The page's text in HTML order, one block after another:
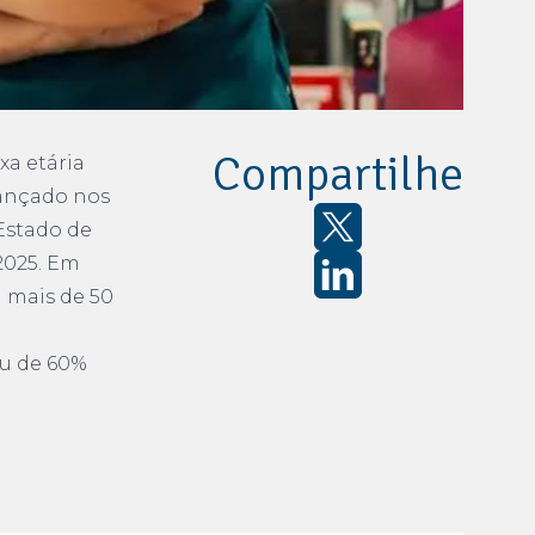
etária
nos
de
Em
de 50
de 60%
Compartilhe